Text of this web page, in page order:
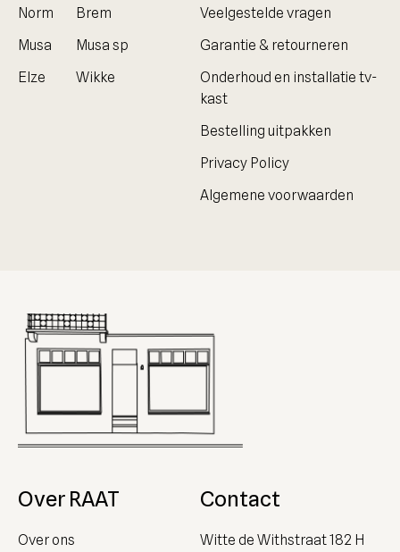
Norm
Brem
Musa
Musa sp
Elze
Wikke
Veelgestelde vragen
Garantie & retourneren
Onderhoud en installatie tv-
kast
Bestelling uitpakken
Privacy Policy
Algemene voorwaarden
Over RAAT
Over ons
Contact
Witte de Withstraat 182 H